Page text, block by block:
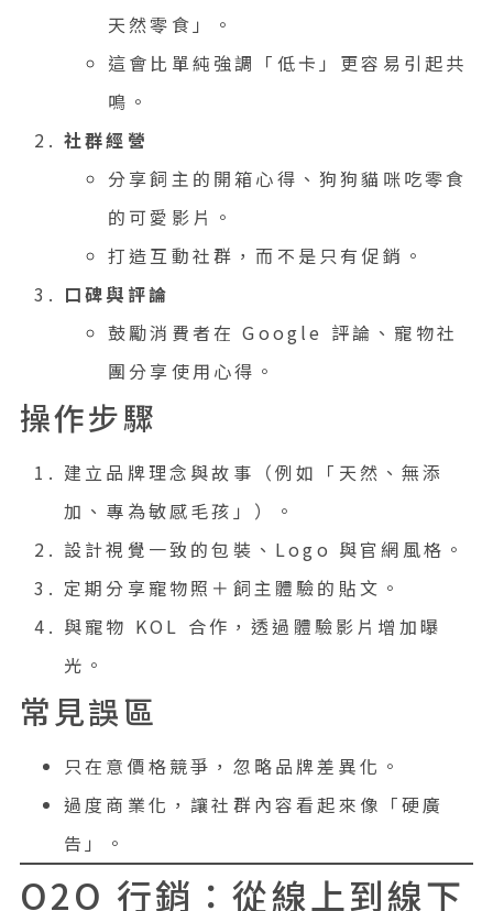
天然零食」。
這會比單純強調「低卡」更容易引起共
鳴。
社群經營
分享飼主的開箱心得、狗狗貓咪吃零食
的可愛影片。
打造互動社群，而不是只有促銷。
口碑與評論
鼓勵消費者在 Google 評論、寵物社
團分享使用心得。
操作步驟
建立品牌理念與故事（例如「天然、無添
加、專為敏感毛孩」）。
設計視覺一致的包裝、Logo 與官網風格。
定期分享寵物照＋飼主體驗的貼文。
與寵物 KOL 合作，透過體驗影片增加曝
光。
常見誤區
只在意價格競爭，忽略品牌差異化。
過度商業化，讓社群內容看起來像「硬廣
告」。
O2O 行銷：從線上到線下